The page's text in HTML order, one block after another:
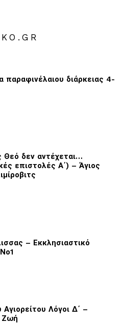
παραφινέλαιου διάρκειας 4-
Θεό δεν αντέχεται…
επιστολές Α΄) – Άγιος
– Εκκλησιαστικό
Αγιορείτου Λόγοι Δ΄ –
Ζωή